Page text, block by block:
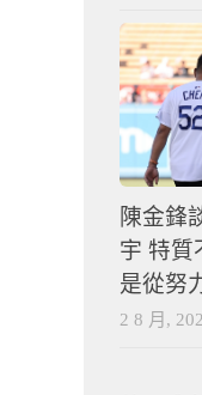
陳金鋒
宇 特質
是從努
2 8 月,